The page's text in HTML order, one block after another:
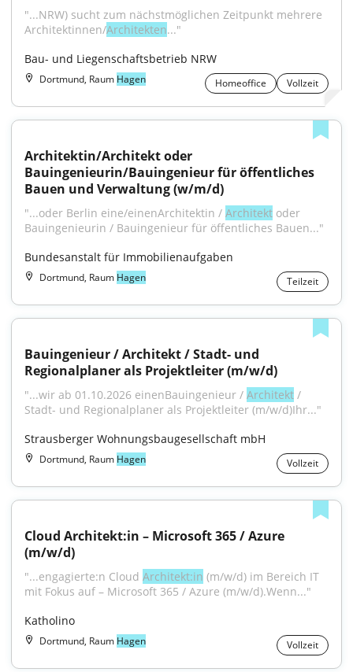
"...NRW) sucht zum nächst­möglichen Zeitpunkt mehrere
Architektinnen/Architekten..."
Bau- und Liegenschaftsbetrieb NRW
Dortmund, Raum Hagen Homeoffice Vollzeit
Architektin/Architekt oder
Bauingenieurin/Bauingenieur für öffentliches
Bauen und Verwaltung (w/m/d)
"...oder Berlin eine/einenArchitektin / Architekt oder
Bauingenieurin / Bauingenieur für öffentliches Bauen..."
Bundesanstalt für Immobilienaufgaben
Dortmund, Raum Hagen Teilzeit
Bauingenieur / Architekt / Stadt- und
Regionalplaner als Projektleiter (m/w/d)
"...wir ab 01.10.2026 einenBauingenieur / Architekt /
Stadt- und Regionalplaner als Projektleiter (m/w/d)Ihr..."
Strausberger Wohnungsbaugesellschaft mbH
Dortmund, Raum Hagen Vollzeit
Cloud Architekt:in – Microsoft 365 / Azure
(m/w/d)
"...engagierte:n Cloud Architekt:in (m/w/d) im Bereich IT
mit Fokus auf – Microsoft 365 / Azure (m/w/d).Wenn..."
Katholino
Dortmund, Raum Hagen Vollzeit